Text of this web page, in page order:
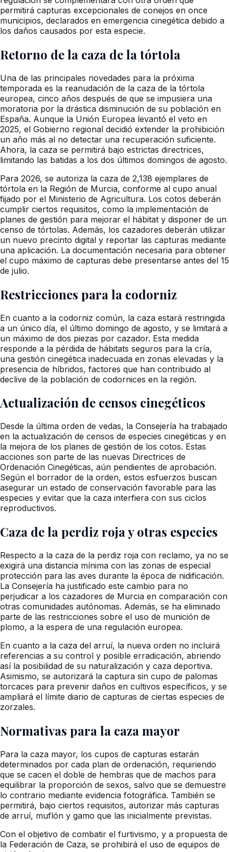
permitirá capturas excepcionales de conejos en once
municipios, declarados en emergencia cinegética debido a
los daños causados por esta especie.
Retorno de la caza de la tórtola
Una de las principales novedades para la próxima
temporada es la reanudación de la caza de la tórtola
europea, cinco años después de que se impusiera una
moratoria por la drástica disminución de su población en
España. Aunque la Unión Europea levantó el veto en
2025, el Gobierno regional decidió extender la prohibición
un año más al no detectar una recuperación suficiente.
Ahora, la caza se permitirá bajo estrictas directrices,
limitando las batidas a los dos últimos domingos de agosto.
Para 2026, se autoriza la caza de 2,138 ejemplares de
tórtola en la Región de Murcia, conforme al cupo anual
fijado por el Ministerio de Agricultura. Los cotos deberán
cumplir ciertos requisitos, como la implementación de
planes de gestión para mejorar el hábitat y disponer de un
censo de tórtolas. Además, los cazadores deberán utilizar
un nuevo precinto digital y reportar las capturas mediante
una aplicación. La documentación necesaria para obtener
el cupo máximo de capturas debe presentarse antes del 15
de julio.
Restricciones para la codorniz
En cuanto a la codorniz común, la caza estará restringida
a un único día, el último domingo de agosto, y se limitará a
un máximo de dos piezas por cazador. Esta medida
responde a la pérdida de hábitats seguros para la cría,
una gestión cinegética inadecuada en zonas elevadas y la
presencia de híbridos, factores que han contribuido al
declive de la población de codornices en la región.
Actualización de censos cinegéticos
Desde la última orden de vedas, la Consejería ha trabajado
en la actualización de censos de especies cinegéticas y en
la mejora de los planes de gestión de los cotos. Estas
acciones son parte de las nuevas Directrices de
Ordenación Cinegéticas, aún pendientes de aprobación.
Según el borrador de la orden, estos esfuerzos buscan
asegurar un estado de conservación favorable para las
especies y evitar que la caza interfiera con sus ciclos
reproductivos.
Caza de la perdiz roja y otras especies
Respecto a la caza de la perdiz roja con reclamo, ya no se
exigirá una distancia mínima con las zonas de especial
protección para las aves durante la época de nidificación.
La Consejería ha justificado este cambio para no
perjudicar a los cazadores de Murcia en comparación con
otras comunidades autónomas. Además, se ha eliminado
parte de las restricciones sobre el uso de munición de
plomo, a la espera de una regulación europea.
En cuanto a la caza del arruí, la nueva orden no incluirá
referencias a su control y posible erradicación, abriendo
así la posibilidad de su naturalización y caza deportiva.
Asimismo, se autorizará la captura sin cupo de palomas
torcaces para prevenir daños en cultivos específicos, y se
ampliará el límite diario de capturas de ciertas especies de
zorzales.
Normativas para la caza mayor
Para la caza mayor, los cupos de capturas estarán
determinados por cada plan de ordenación, requiriendo
que se cacen el doble de hembras que de machos para
equilibrar la proporción de sexos, salvo que se demuestre
lo contrario mediante evidencia fotográfica. También se
permitirá, bajo ciertos requisitos, autorizar más capturas
de arruí, muflón y gamo que las inicialmente previstas.
Con el objetivo de combatir el furtivismo, y a propuesta de
la Federación de Caza, se prohibirá el uso de equipos de